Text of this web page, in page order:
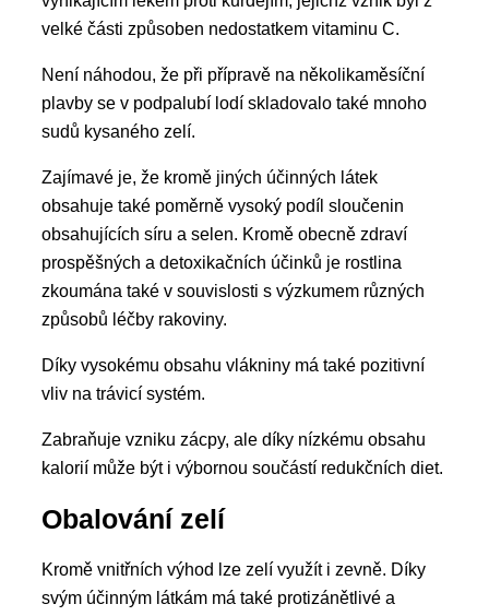
velké části způsoben nedostatkem vitaminu C.
Není náhodou, že při přípravě na několikaměsíční
plavby se v podpalubí lodí skladovalo také mnoho
sudů kysaného zelí.
Zajímavé je, že kromě jiných účinných látek
obsahuje také poměrně vysoký podíl sloučenin
obsahujících síru a selen. Kromě obecně zdraví
prospěšných a detoxikačních účinků je rostlina
zkoumána také v souvislosti s výzkumem různých
způsobů léčby rakoviny.
Díky vysokému obsahu vlákniny má také pozitivní
vliv na trávicí systém.
Zabraňuje vzniku zácpy, ale díky nízkému obsahu
kalorií může být i výbornou součástí redukčních diet.
Obalování zelí
Kromě vnitřních výhod lze zelí využít i zevně. Díky
svým účinným látkám má také protizánětlivé a